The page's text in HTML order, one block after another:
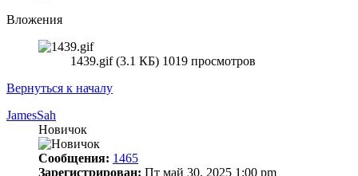
Вложения
1439.gif (3.1 КБ) 1019 просмотров
Вернуться к началу
JamesSah
Новичок
Сообщения: 1465
Зарегистрирован: Пт май 30, 2025 1:00 pm